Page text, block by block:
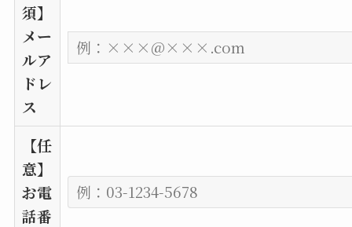
須】
メー
ルア
ドレ
ス
【任
意】
お電
話番